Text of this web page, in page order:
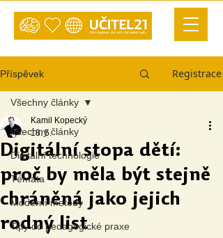
Příspěvek Registrace
Všechny články
Digitální technologie
Témata
Moderní metody
Tipy do pedagogické praxe
Všechny články
Digitální stopa dětí:
proč by měla být stejně
chráněná jako jejich
rodný list
Kamil Kopecký
18. 5.